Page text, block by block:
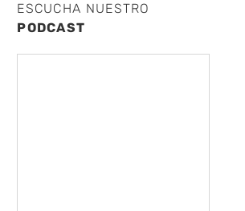
ESCUCHA NUESTRO
PODCAST